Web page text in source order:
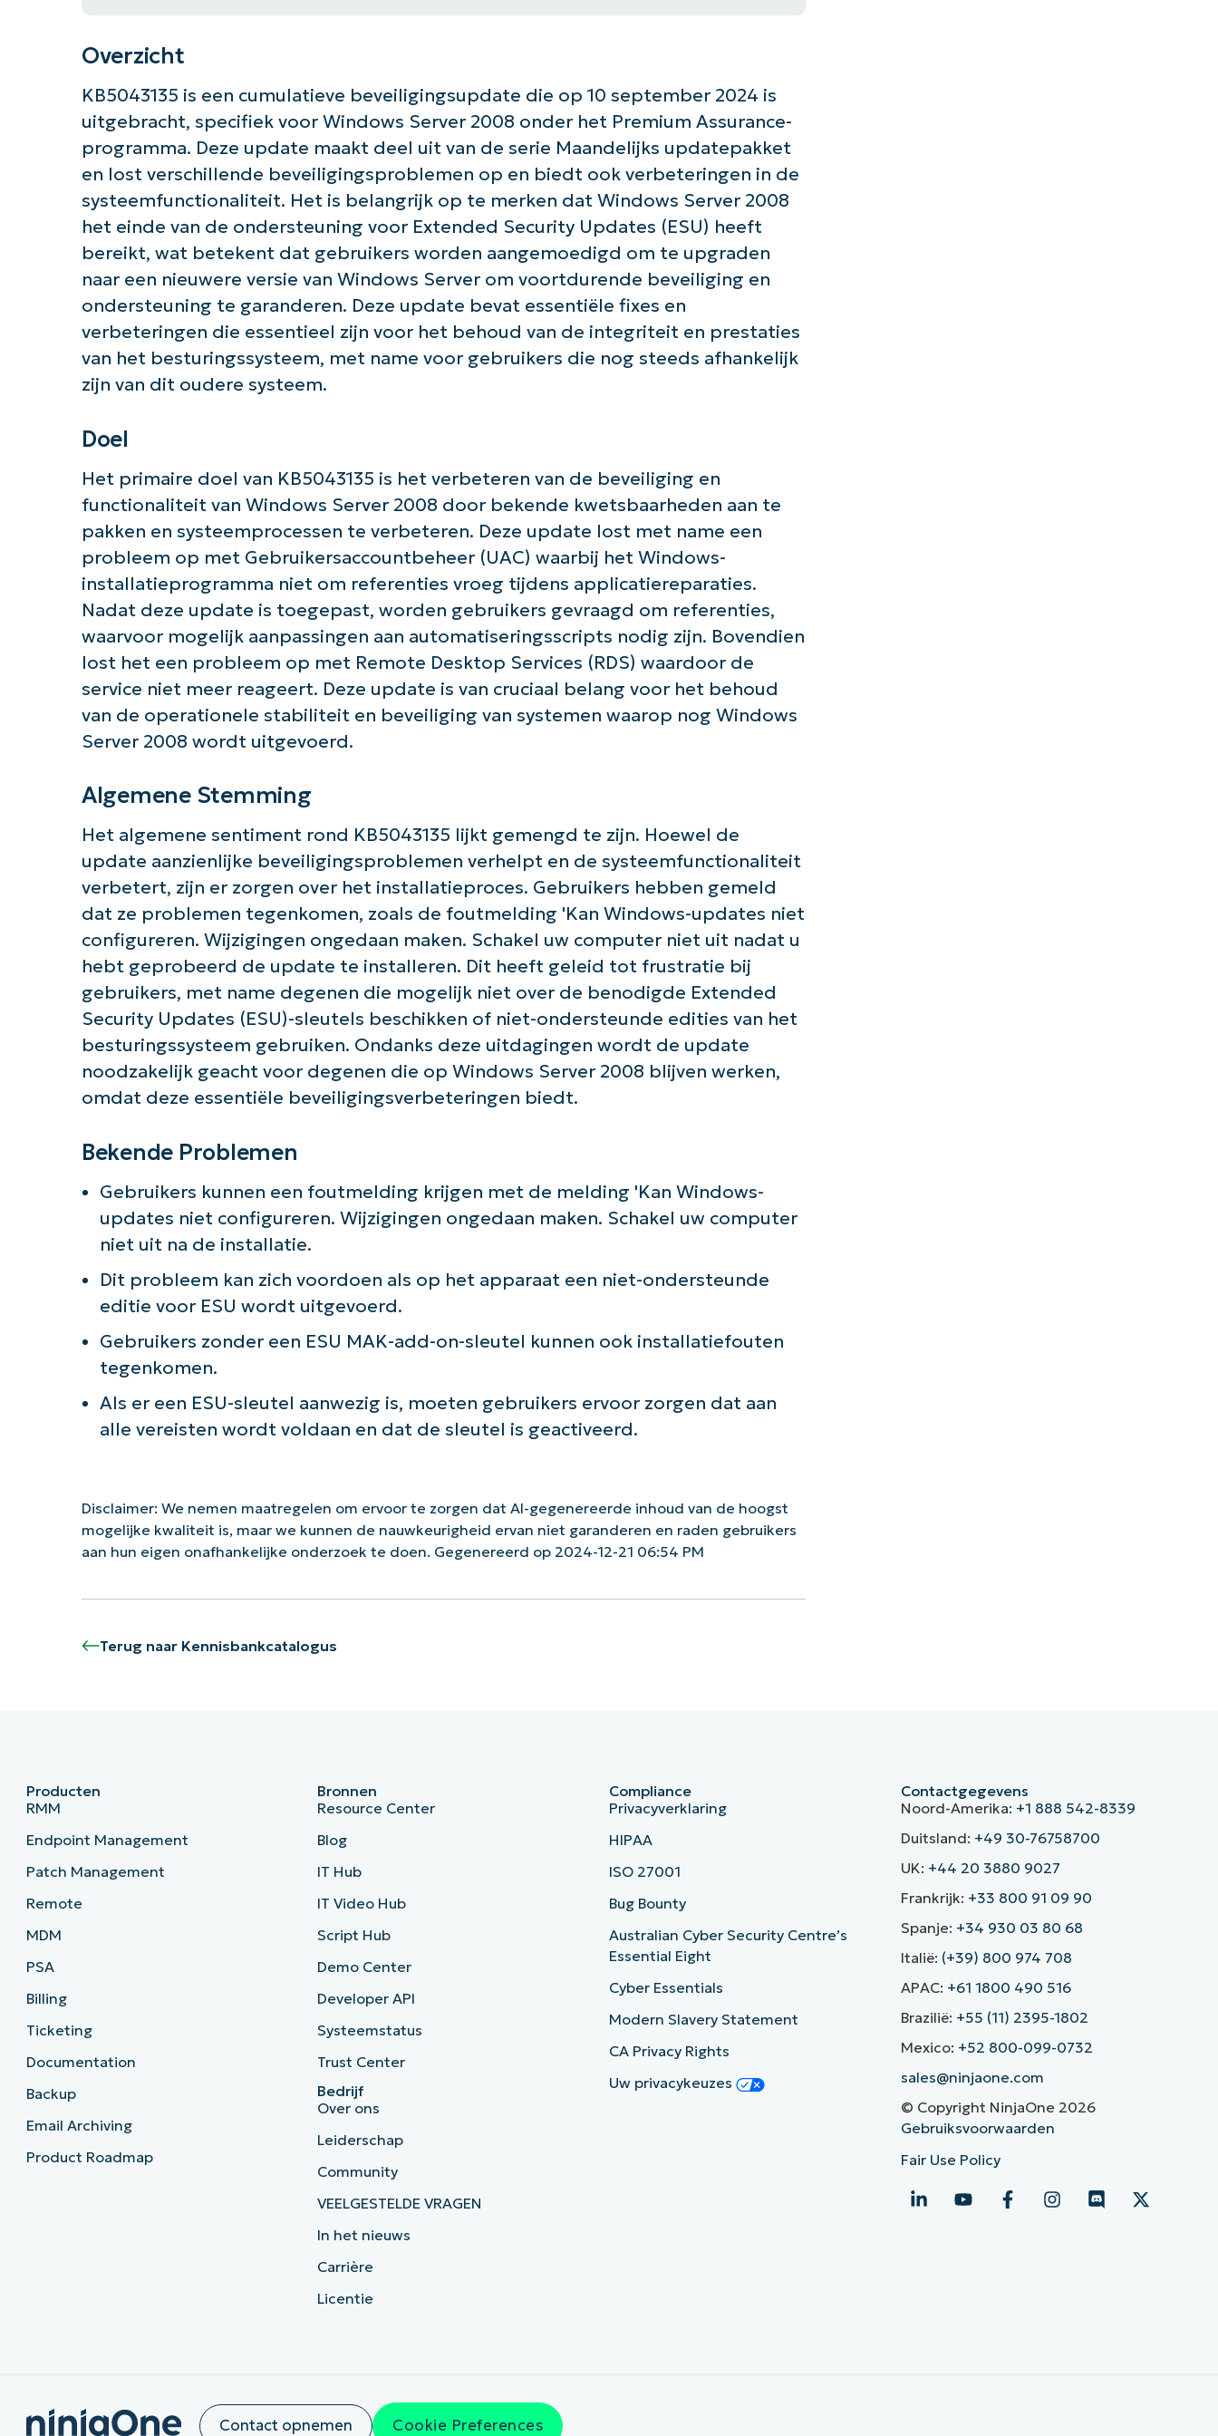
Overzicht
KB5043135 is een cumulatieve beveiligingsupdate die op 10 september 2024 is
uitgebracht, specifiek voor Windows Server 2008 onder het Premium Assurance-
programma. Deze update maakt deel uit van de serie Maandelijks updatepakket
en lost verschillende beveiligingsproblemen op en biedt ook verbeteringen in de
systeemfunctionaliteit. Het is belangrijk op te merken dat Windows Server 2008
het einde van de ondersteuning voor Extended Security Updates (ESU) heeft
bereikt, wat betekent dat gebruikers worden aangemoedigd om te upgraden
naar een nieuwere versie van Windows Server om voortdurende beveiliging en
ondersteuning te garanderen. Deze update bevat essentiële fixes en
verbeteringen die essentieel zijn voor het behoud van de integriteit en prestaties
van het besturingssysteem, met name voor gebruikers die nog steeds afhankelijk
zijn van dit oudere systeem.
Doel
Het primaire doel van KB5043135 is het verbeteren van de beveiliging en
functionaliteit van Windows Server 2008 door bekende kwetsbaarheden aan te
pakken en systeemprocessen te verbeteren. Deze update lost met name een
probleem op met Gebruikersaccountbeheer (UAC) waarbij het Windows-
installatieprogramma niet om referenties vroeg tijdens applicatiereparaties.
Nadat deze update is toegepast, worden gebruikers gevraagd om referenties,
waarvoor mogelijk aanpassingen aan automatiseringsscripts nodig zijn. Bovendien
lost het een probleem op met Remote Desktop Services (RDS) waardoor de
service niet meer reageert. Deze update is van cruciaal belang voor het behoud
van de operationele stabiliteit en beveiliging van systemen waarop nog Windows
Server 2008 wordt uitgevoerd.
Algemene Stemming
Het algemene sentiment rond KB5043135 lijkt gemengd te zijn. Hoewel de
update aanzienlijke beveiligingsproblemen verhelpt en de systeemfunctionaliteit
verbetert, zijn er zorgen over het installatieproces. Gebruikers hebben gemeld
dat ze problemen tegenkomen, zoals de foutmelding 'Kan Windows-updates niet
configureren. Wijzigingen ongedaan maken. Schakel uw computer niet uit nadat u
hebt geprobeerd de update te installeren. Dit heeft geleid tot frustratie bij
gebruikers, met name degenen die mogelijk niet over de benodigde Extended
Security Updates (ESU)-sleutels beschikken of niet-ondersteunde edities van het
besturingssysteem gebruiken. Ondanks deze uitdagingen wordt de update
noodzakelijk geacht voor degenen die op Windows Server 2008 blijven werken,
omdat deze essentiële beveiligingsverbeteringen biedt.
Bekende Problemen
Gebruikers kunnen een foutmelding krijgen met de melding 'Kan Windows-
updates niet configureren. Wijzigingen ongedaan maken. Schakel uw computer
niet uit na de installatie.
Dit probleem kan zich voordoen als op het apparaat een niet-ondersteunde
editie voor ESU wordt uitgevoerd.
Gebruikers zonder een ESU MAK-add-on-sleutel kunnen ook installatiefouten
tegenkomen.
Als er een ESU-sleutel aanwezig is, moeten gebruikers ervoor zorgen dat aan
alle vereisten wordt voldaan en dat de sleutel is geactiveerd.
Disclaimer: We nemen maatregelen om ervoor te zorgen dat AI-gegenereerde inhoud van de hoogst
mogelijke kwaliteit is, maar we kunnen de nauwkeurigheid ervan niet garanderen en raden gebruikers
aan hun eigen onafhankelijke onderzoek te doen. Gegenereerd op 2024-12-21 06:54 PM
Terug naar Kennisbankcatalogus
Aan de slag met NinjaOne AI-gestuurde KB-analyses!
First
and
name*
Land
Company
name*
Producten
RMM
Endpoint Management
Patch Management
Remote
MDM
PSA
Billing
Ticketing
Documentation
Backup
Email Archiving
Product Roadmap
Bronnen
Resource Center
Blog
IT Hub
IT Video Hub
Script Hub
Demo Center
Developer API
Systeemstatus
Trust Center
Bedrijf
Over ons
Leiderschap
Community
VEELGESTELDE VRAGEN
In het nieuws
Carrière
Licentie
Compliance
Privacyverklaring
HIPAA
ISO 27001
Bug Bounty
Australian Cyber Security Centre’s
Essential Eight
Cyber Essentials
Modern Slavery Statement
CA Privacy Rights
Uw privacykeuzes
Contactgegevens
Noord-Amerika: +1 888 542-8339
Duitsland: +49 30-76758700
UK: +44 20 3880 9027
Frankrijk: +33 800 91 09 90
Spanje: +34 930 03 80 68
Italië: (+39) 800 974 708
APAC: +61 1800 490 516
Brazilië: +55 (11) 2395-1802
Mexico: +52 800-099-0732
sales@ninjaone.com
© Copyright NinjaOne 2026
Gebruiksvoorwaarden
Fair Use Policy
Contact opnemen Cookie Preferences